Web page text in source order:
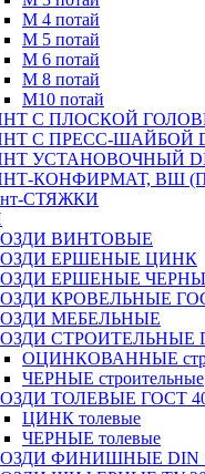
М 4 потай
М 5 потай
М 6 потай
М 8 потай
М10 потай
С ПЛОСКОЙ
С ПРЕСС-ШАЙБОЙ
УСТАНОВОЧНЫЙ
КОНФИРМАТ, ВШ
СТЯЖКИ
ВИНТОВЫЕ
ЕРШЕНЫЕ ЦИНК
ЕРШЕНЫЕ
КРОВЕЛЬНЫЕ
МЕБЕЛЬНЫЕ
СТРОИТЕЛЬНЫЕ
ОЦИНКОВАННЫЕ
ЧЕРНЫЕ строительные
ТОЛЕВЫЕ ГОСТ
ЦИНК толевые
ЧЕРНЫЕ толевые
ФИНИШНЫЕ DIN